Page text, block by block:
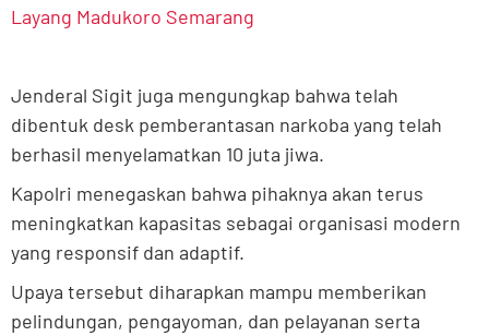
Layang Madukoro Semarang
Jenderal Sigit juga mengungkap bahwa telah
dibentuk desk pemberantasan narkoba yang telah
berhasil menyelamatkan 10 juta jiwa.
Kapolri menegaskan bahwa pihaknya akan terus
meningkatkan kapasitas sebagai organisasi modern
yang responsif dan adaptif.
Upaya tersebut diharapkan mampu memberikan
pelindungan, pengayoman, dan pelayanan serta